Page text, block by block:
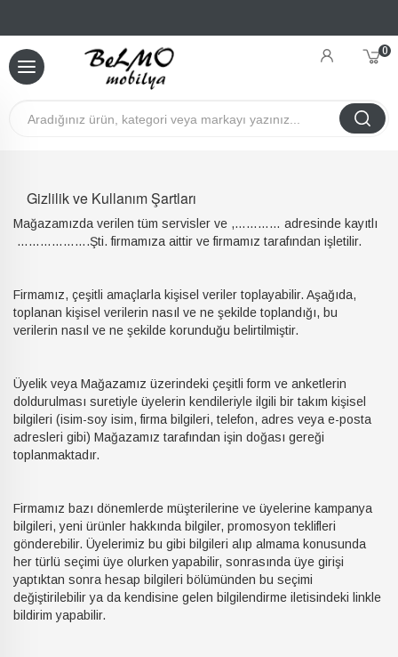
0
Gizlilik ve Kullanım Şartları
Mağazamızda verilen tüm servisler ve ,………… adresinde kayıtlı
……………….Şti. firmamıza aittir ve firmamız tarafından işletilir.
Firmamız, çeşitli amaçlarla kişisel veriler toplayabilir. Aşağıda,
toplanan kişisel verilerin nasıl ve ne şekilde toplandığı, bu
verilerin nasıl ve ne şekilde korunduğu belirtilmiştir.
Üyelik veya Mağazamız üzerindeki çeşitli form ve anketlerin
doldurulması suretiyle üyelerin kendileriyle ilgili bir takım kişisel
bilgileri (isim-soy isim, firma bilgileri, telefon, adres veya e-posta
adresleri gibi) Mağazamız tarafından işin doğası gereği
toplanmaktadır.
Firmamız bazı dönemlerde müşterilerine ve üyelerine kampanya
bilgileri, yeni ürünler hakkında bilgiler, promosyon teklifleri
gönderebilir. Üyelerimiz bu gibi bilgileri alıp almama konusunda
her türlü seçimi üye olurken yapabilir, sonrasında üye girişi
yaptıktan sonra hesap bilgileri bölümünden bu seçimi
değiştirilebilir ya da kendisine gelen bilgilendirme iletisindeki linkle
bildirim yapabilir.